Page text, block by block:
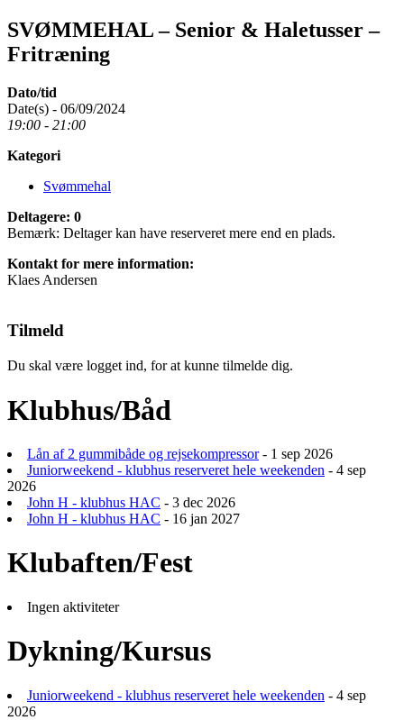
SVØMMEHAL – Senior & Haletusser –
Fritræning
Dato/tid
Date(s) - 06/09/2024
19:00 - 21:00
Kategori
Svømmehal
Deltagere: 0
Bemærk: Deltager kan have reserveret mere end en plads.
Kontakt for mere information:
Klaes Andersen
Tilmeld
Du skal være logget ind, for at kunne tilmelde dig.
Klubhus/Båd
Lån af 2 gummibåde og rejsekompressor- 1 sep 2026
Juniorweekend - klubhus reserveret hele weekenden - 4 sep
2026
John H - klubhus HAC - 3 dec 2026
John H - klubhus HAC - 16 jan 2027
Klubaften/Fest
Ingen aktiviteter
Dykning/Kursus
Juniorweekend - klubhus reserveret hele weekenden - 4 sep
2026